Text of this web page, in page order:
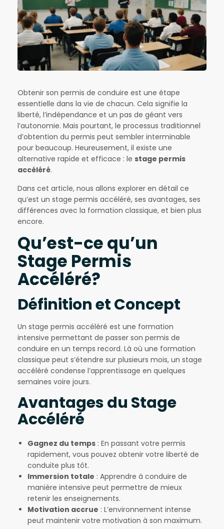
Obtenir son permis de conduire est une étape
essentielle dans la vie de chacun. Cela signifie la
liberté, l’indépendance et un pas de géant vers
l’autonomie. Mais pourtant, le processus traditionnel
d’obtention du permis peut sembler interminable
pour beaucoup. Heureusement, il existe une
alternative rapide et efficace : le stage permis
accéléré.
Dans cet article, nous allons explorer en détail ce
qu’est un stage permis accéléré, ses avantages, ses
différences avec la formation classique, et bien plus
encore.
Qu’est-ce qu’un
Stage Permis
Accéléré?
Définition et Concept
Un stage permis accéléré est une formation
intensive permettant de passer son permis de
conduire en un temps record. Là où une formation
classique peut s’étendre sur plusieurs mois, un stage
accéléré condense l’apprentissage en quelques
semaines voire jours.
Avantages du Stage
Accéléré
Gagnez du temps : En passant votre permis
rapidement, vous pouvez obtenir votre liberté de
conduite plus tôt.
Immersion totale : Apprendre à conduire de
manière intensive peut permettre de mieux
retenir les enseignements.
Motivation accrue : L’environnement intense
peut maintenir votre motivation à son maximum.